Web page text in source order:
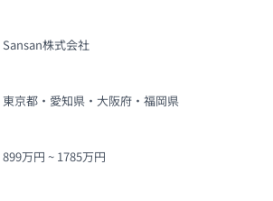
Sansan株式会社
東京都・愛知県・大阪府・福岡県
899万円 ~ 1785万円